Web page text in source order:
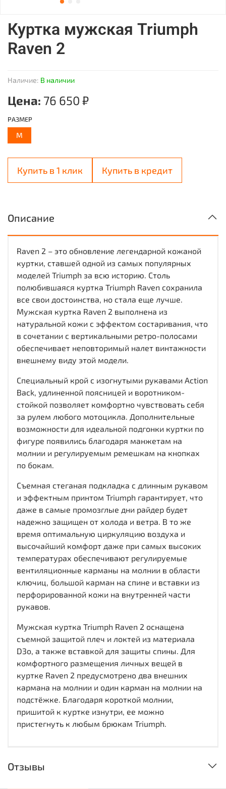
Наличие: В наличии
Куртка мужская Triumph
Raven 2
Цена: 76 650 ₽
Купить в 1 клик Купить в кредит
РАЗМЕР
M
Описание
Raven 2 – это обновление легендарной кожаной
куртки, ставшей одной из самых популярных
моделей Triumph за всю историю. Столь
полюбившаяся куртка Triumph Raven сохранила
все свои достоинства, но стала еще лучше.
Мужская куртка Raven 2 выполнена из
натуральной кожи с эффектом состаривания, что
в сочетании с вертикальными ретро-полосами
обеспечивает неповторимый налет винтажности
внешнему виду этой модели.
Специальный крой с изогнутыми рукавами Action
Back, удлиненной поясницей и воротником-
стойкой позволяет комфортно чувствовать себя
за рулем любого мотоцикла. Дополнительные
возможности для идеальной подгонки куртки по
фигуре появились благодаря манжетам на
молнии и регулируемым ремешкам на кнопках
по бокам.
Съемная стеганая подкладка с длинным рукавом
и эффектным принтом Triumph гарантирует, что
даже в самые промозглые дни райдер будет
надежно защищен от холода и ветра. В то же
время оптимальную циркуляцию воздуха и
высочайший комфорт даже при самых высоких
температурах обеспечивают регулируемые
вентиляционные карманы на молнии в области
ключиц, большой карман на спине и вставки из
перфорированной кожи на внутренней части
рукавов.
Мужская куртка Triumph Raven 2 оснащена
съемной защитой плеч и локтей из материала
D3o, а также вставкой для защиты спины. Для
комфортного размещения личных вещей в
куртке Raven 2 предусмотрено два внешних
кармана на молнии и один карман на молнии на
подстёжке. Благодаря короткой молнии,
пришитой к куртке изнутри, ее можно
пристегнуть к любым брюкам Triumph.
Отзывы